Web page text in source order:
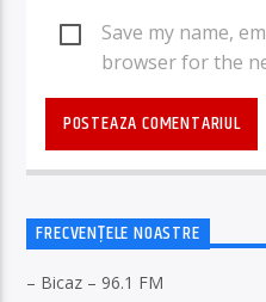
Save my name,
browser for the
FRECVENȚELE NOASTRE
– Bicaz – 96.1 FM